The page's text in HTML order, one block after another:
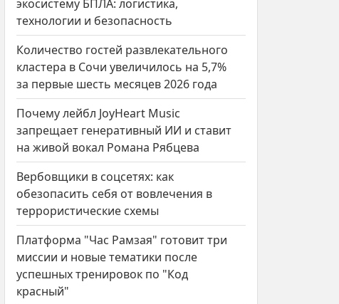
экосистему БПЛА: логистика,
технологии и безопасность
Количество гостей развлекательного
кластера в Сочи увеличилось на 5,7%
за первые шесть месяцев 2026 года
Почему лейбл JoyHeart Music
запрещает генеративный ИИ и ставит
на живой вокал Романа Рябцева
Вербовщики в соцсетях: как
обезопасить себя от вовлечения в
террористические схемы
Платформа "Час Рамзая" готовит три
миссии и новые тематики после
успешных тренировок по "Код
красный"